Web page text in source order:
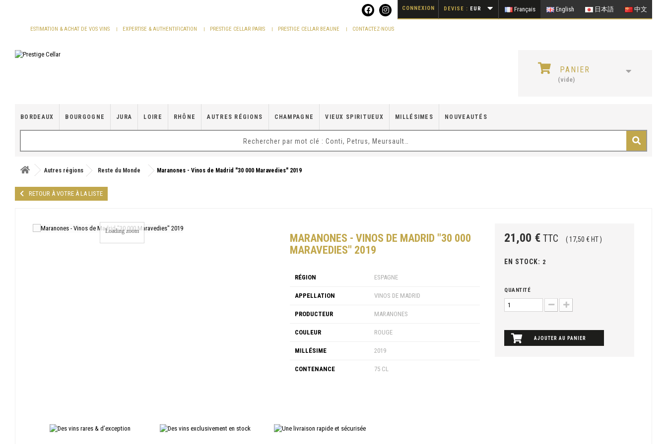
Français English 日本語 中文
DEVISE : EUR
CONNEXION
ESTIMATION & ACHAT DE VOS VINS EXPERTISE & AUTHENTIFICATION PRESTIGE CELLAR PARIS PRESTIGE CELLAR BEAUNE CONTACTEZ-NOUS
PANIER
(vide)
BORDEAUX BOURGOGNE JURA LOIRE RHÔNE AUTRES RÉGIONS CHAMPAGNE VIEUX SPIRITUEUX MILLÉSIMES NOUVEAUTÉS
Autres régions Reste du Monde Maranones - Vinos de Madrid "30 000 Maravedies" 2019
RETOUR À VOTRE À LA LISTE
Loading zoom
MARANONES - VINOS DE MADRID "30 000
MARAVEDIES" 2019
RÉGION ESPAGNE
APPELLATION VINOS DE MADRID
PRODUCTEUR MARANONES
COULEUR ROUGE
MILLÉSIME 2019
CONTENANCE 75 CL
21,00 € TTC ( 17,50 € HT )
EN STOCK: 2
QUANTITÉ
AJOUTER AU PANIER